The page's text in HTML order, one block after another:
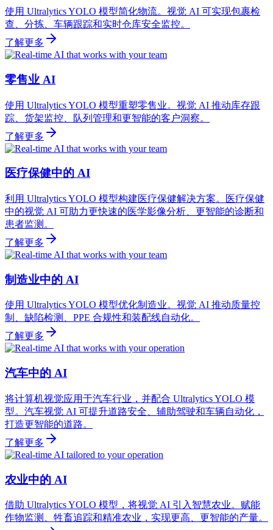
使用 Ultralytics YOLO 模型简化物流。视觉 AI 可实现包裹检
查、分拣、车辆跟踪和实时仓库安全监控。
了解更多
零售业 AI
使用 Ultralytics YOLO 模型重塑零售业。视觉 AI 推动库存跟
踪、货架监控、队列管理和更智能的客户洞察。
了解更多
医疗保健中的 AI
利用 Ultralytics YOLO 模型构建医疗保健解决方案。医疗保健
中的视觉 AI 可助力更快速的医学影像分析、更智能的诊断和
患者监测。
了解更多
制造业中的 AI
使用 Ultralytics YOLO 模型优化制造业。视觉 AI 推动质量控
制、缺陷检测、PPE 合规性和装配线自动化。
了解更多
汽车中的 AI
将计算机视觉应用于汽车行业，并配合 Ultralytics YOLO 模
型。汽车视觉 AI 可提升道路安全、辅助驾驶和车辆自动化，
打造更智能的道路。
了解更多
农业中的 AI
借助 Ultralytics YOLO 模型，将视觉 AI 引入智慧农业。赋能
作物监测、牲畜追踪和精准农业，实现更高、更智能的产量。